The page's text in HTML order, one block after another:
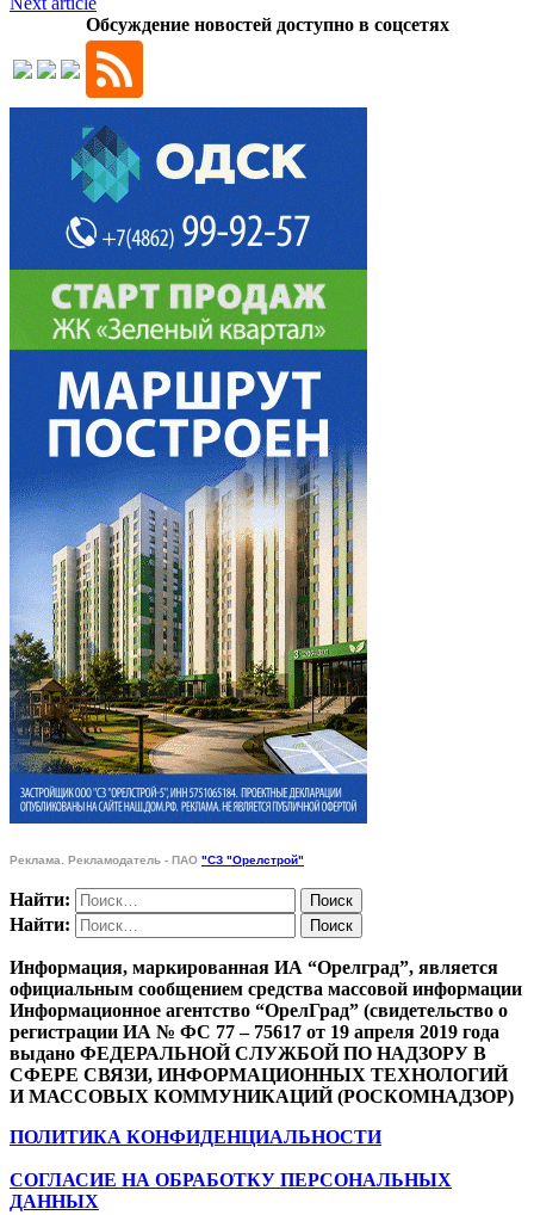
Обсуждение новостей доступно в соцсетях
Реклама. Рекламодатель - ПАО "СЗ "Орелстрой"
Найти:
Найти:
Информация, маркированная ИА “Орелград”, является
официальным сообщением средства массовой информации
Информационное агентство “ОрелГрад” (свидетельство о
регистрации ИА № ФС 77 – 75617 от 19 апреля 2019 года
выдано ФЕДЕРАЛЬНОЙ СЛУЖБОЙ ПО НАДЗОРУ В
СФЕРЕ СВЯЗИ, ИНФОРМАЦИОННЫХ ТЕХНОЛОГИЙ
И МАССОВЫХ КОММУНИКАЦИЙ (РОСКОМНАДЗОР)
ПОЛИТИКА КОНФИДЕНЦИАЛЬНОСТИ
СОГЛАСИЕ НА ОБРАБОТКУ ПЕРСОНАЛЬНЫХ
ДАННЫХ